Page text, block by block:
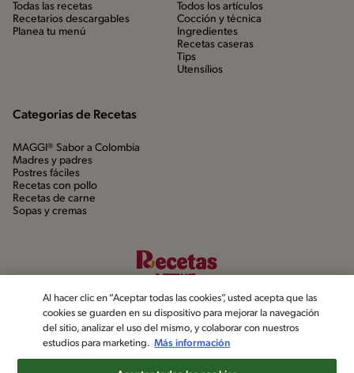
Todas las recetas
Recetarios descargables
Planea tu menú
Todos los artículos
Cocción y técnica
Ingredientes
Recetas caseras
Tips
Utensílios
Categorias de Recetas
MAGGI® Sabor a Colombia
Madres y padres
Postres fáciles
Recetas con pollo
Recetas de carne
Sopas y cremas
Al hacer clic en “Aceptar todas las cookies”, usted acepta que las
cookies se guarden en su dispositivo para mejorar la navegación
del sitio, analizar el uso del mismo, y colaborar con nuestros
estudios para marketing. Más información